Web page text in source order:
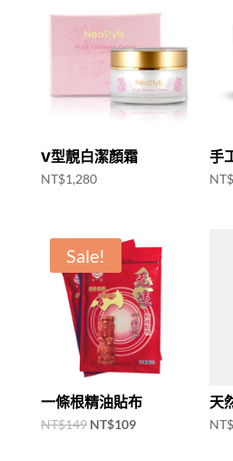
V型靚白潔顏霜
NT$1,280
手
NT$
Sale!
一條根精油貼布
NT$149 Original
NT$109Current
天